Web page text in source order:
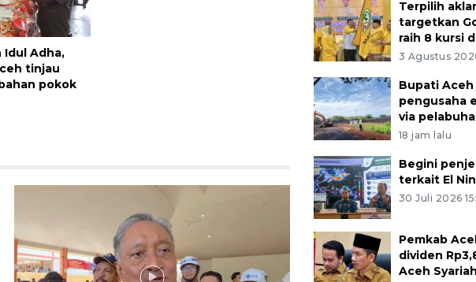
Idul Adha,
tinjau
pokok
Terpilih
targetkan
raih 8 kursi
3 Agustus
Bupati
pengusaha
via
18 jam lalu
Begini
terkait El
30 Juli 2026
Pemkab
dividen
Aceh Syariah